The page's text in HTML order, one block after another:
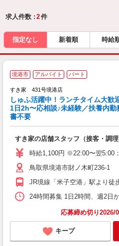
求人件数 : 2件
指定なし 新着順 時給
境港市 アルバイト パート
すき家 431号境港店
しゅふ活躍中！ランチタイム大歓
1日2h〜応相談♪未経験／扶養内
書不要
すき家の店舗スタッフ（接客・調理
時給1,100円 ※22:00〜翌5:00
鳥取県境港市財ノ木町236-1
JR境線「米子空港」駅より徒
24時間募集 1日2時間、週2日
応募締め切り2026/
キープ